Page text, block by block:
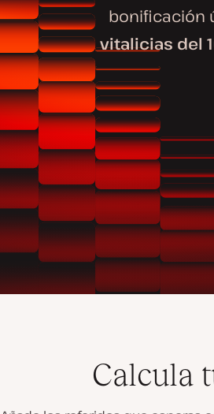
bonificación
vitalicias del
Calcula